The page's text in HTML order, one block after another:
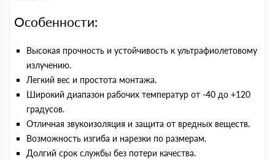
Особенности:
Высокая прочность и устойчивость к ультрафиолетовому
излучению.
Легкий вес и простота монтажа.
Широкий диапазон рабочих температур от -40 до +120
градусов.
Отличная звукоизоляция и защита от вредных веществ.
Возможность изгиба и нарезки по размерам.
Долгий срок службы без потери качества.